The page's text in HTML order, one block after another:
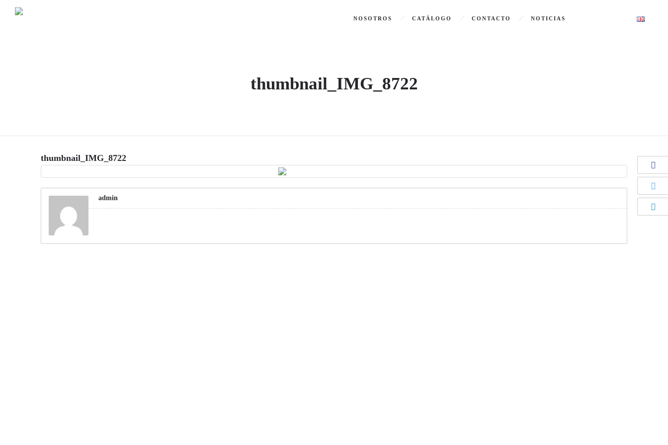
NOSOTROS CATÁLOGO CONTACTO NOTICIAS
thumbnail_IMG_8722
thumbnail_IMG_8722
admin